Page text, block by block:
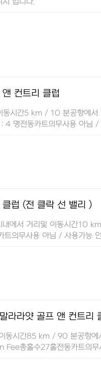
컨트리 클럽
동시간5 km / 10 분공항에
4 명전동카트의무사용 아님
럽 (전 클락 선 밸리 )
내에서 거리및 이동시간10
의무사용 아님 / 사용가능
라라얏 골프 앤 컨트리
동시간85 km / 90 분공항
총홀수27홀전동카트의